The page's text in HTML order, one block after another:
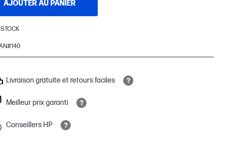
AJOUTER AU PANIER
Livraison gratuite et retours faciles
Meilleur prix garanti
Conseillers HP